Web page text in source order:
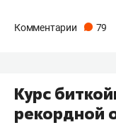
Комментарии 79
Курс
рекордной